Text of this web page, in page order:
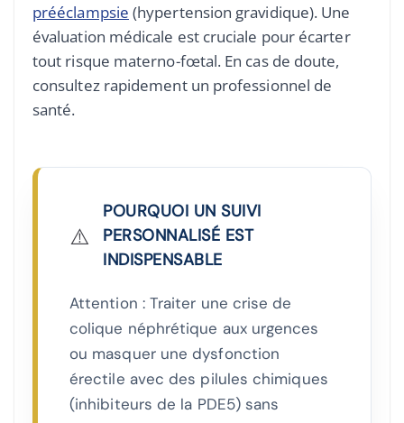
prééclampsie (hypertension gravidique). Une
évaluation médicale est cruciale pour écarter
tout risque materno-fœtal. En cas de doute,
consultez rapidement un professionnel de
santé.
⚠️
POURQUOI UN SUIVI
PERSONNALISÉ EST
INDISPENSABLE
Attention : Traiter une crise de
colique néphrétique aux urgences
ou masquer une dysfonction
érectile avec des pilules chimiques
(inhibiteurs de la PDE5) sans